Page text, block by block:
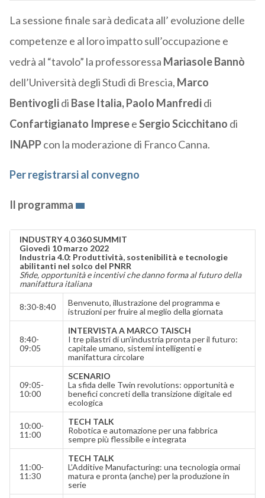
La sessione finale sarà dedicata all’ evoluzione delle
competenze e al loro impatto sull’occupazione e
vedrà al “tavolo” la professoressa Mariasole Bannò
dell’Università degli Studi di Brescia, Marco
Bentivoglidi Base Italia,Paolo Manfredidi
Confartigianato ImpreseeSergio Scicchitano di
INAPPcon la moderazione di Franco Canna.
Per registrarsi al convegno
Il programma
INDUSTRY 4.0 360 SUMMIT
Giovedì 10 marzo 2022
Industria 4.0: Produttività, sostenibilità e tecnologie
abilitanti nel solco del PNRR
Sfide, opportunità e incentivi che danno forma al futuro della
manifattura italiana
8:30-8:40
Benvenuto, illustrazione del programma e
istruzioni per fruire al meglio della giornata
8:40-
09:05
INTERVISTA A MARCO TAISCH
I tre pilastri di un’industria pronta per il futuro:
capitale umano, sistemi intelligenti e
manifattura circolare
09:05-
10:00
SCENARIO
La sfida delle Twin revolutions: opportunità e
benefici concreti della transizione digitale ed
ecologica
10:00-
11:00
TECH TALK
Robotica e automazione per una fabbrica
sempre più flessibile e integrata
11:00-
11:30
TECH TALK
L’Additive Manufacturing: una tecnologia ormai
matura e pronta (anche) per la produzione in
serie